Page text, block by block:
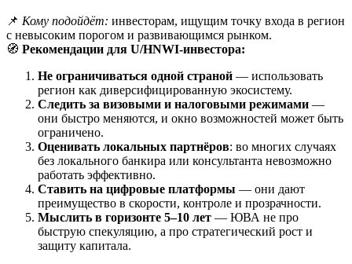
📌 Кому подойдёт: инвесторам, ищущим точку входа в регион
с невысоким порогом и развивающимся рынком.
🧭 Рекомендации для U/HNWI-инвестора:
Не ограничиваться одной страной — использовать
регион как диверсифицированную экосистему.
Следить за визовыми и налоговыми режимами —
они быстро меняются, и окно возможностей может быть
ограничено.
Оценивать локальных партнёров: во многих случаях
без локального банкира или консультанта невозможно
работать эффективно.
Ставить на цифровые платформы — они дают
преимущество в скорости, контроле и прозрачности.
Мыслить в горизонте 5–10 лет — ЮВА не про
быструю спекуляцию, а про стратегический рост и
защиту капитала.